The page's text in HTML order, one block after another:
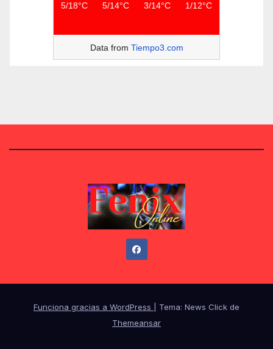
5/18°C 5/14°C 3/14°C 1/12°C
Data from Tiempo3.com
Funciona gracias a WordPress
Tema: News Click de
Themeansar